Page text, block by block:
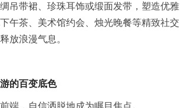
吊带裙、珍珠耳饰或缎面发带，塑造优雅
午茶、美术馆约会、烛光晚餐等精致社交
放浪漫气息。
的百变底色
端，自信洒脱地成为瞩目焦点。